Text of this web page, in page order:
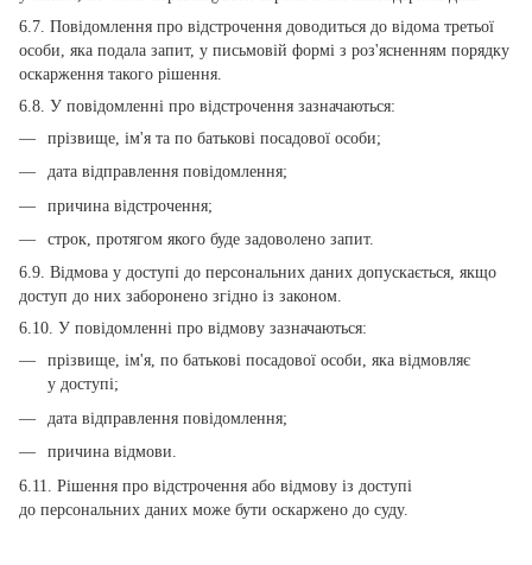
6.7. Повідомлення про відстрочення доводиться до відома третьої
особи, яка подала запит, у письмовій формі з роз'ясненням порядку
оскарження такого рішення.
6.8. У повідомленні про відстрочення зазначаються:
прізвище, ім'я та по батькові посадової особи;
дата відправлення повідомлення;
причина відстрочення;
строк, протягом якого буде задоволено запит.
6.9. Відмова у доступі до персональних даних допускається, якщо
доступ до них заборонено згідно із законом.
6.10. У повідомленні про відмову зазначаються:
прізвище, ім'я, по батькові посадової особи, яка відмовляє
у доступі;
дата відправлення повідомлення;
причина відмови.
6.11. Рішення про відстрочення або відмову із доступі
до персональних даних може бути оскаржено до суду.